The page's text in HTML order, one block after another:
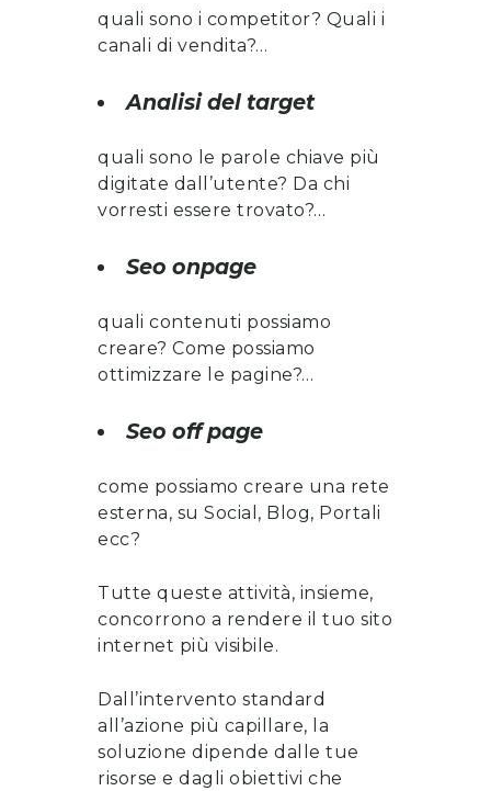
quali sono i competitor? Quali i
canali di vendita?…
Analisi del target
quali sono le parole chiave più
digitate dall’utente? Da chi
vorresti essere trovato?…
Seo onpage
quali contenuti possiamo
creare? Come possiamo
ottimizzare le pagine?…
Seo off page
come possiamo creare una rete
esterna, su Social, Blog, Portali
ecc?
Tutte queste attività, insieme,
concorrono a rendere il tuo sito
internet più visibile.
Dall’intervento standard
all’azione più capillare, la
soluzione dipende dalle tue
risorse e dagli obiettivi che